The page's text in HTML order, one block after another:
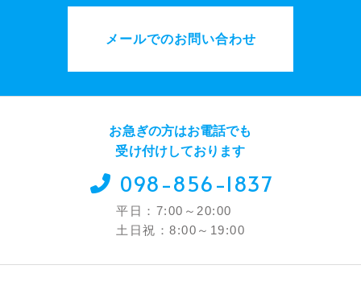
メールでのお問い合わせ
お急ぎの方はお電話でも
受け付けしております
098-856-1837
平日：7:00～20:00
土日祝：8:00～19:00